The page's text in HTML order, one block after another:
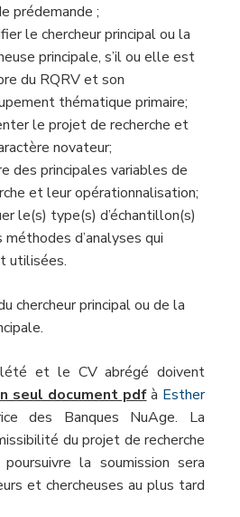
prédemande ;
le chercheur principal ou la
principale, s’il ou elle est
du RQRV et son
thématique primaire;
le projet de recherche et
novateur;
des principales variables de
et leur opérationnalisation;
le(s) type(s) d’échantillon(s)
d’analyses qui
utilisées.
chercheur principal ou de la
et le CV abrégé doivent
seul document pdfà Esther
des Banques NuAge. La
du projet de recherche
la soumission sera
et chercheuses au plus tard